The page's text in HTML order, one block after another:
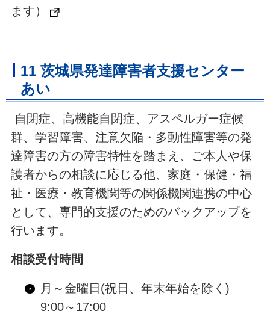
ます）
11 茨城県発達障害者支援センター
あい
自閉症、高機能自閉症、アスペルガー症候
群、学習障害、注意欠陥・多動性障害等の発
達障害の方の障害特性を踏まえ、ご本人や保
護者からの相談に応じる他、家庭・保健・福
祉・医療・教育機関等の関係機関連携の中心
として、専門的支援のためのバックアップを
行います。
相談受付時間
月～金曜日(祝日、年末年始を除く)
9:00～17:00